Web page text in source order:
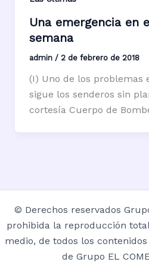
Una emergencia en
semana
admin / 2 de febrero de 2018
(I) Uno de los problemas
sigue los senderos sin
cortesía Cuerpo de
© Derechos reservados
prohibida la reproducción
medio, de todos los
de Grupo EL